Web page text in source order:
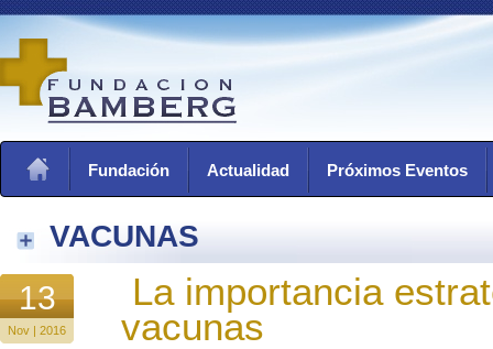
Fundación Actualidad Próximos Eventos
VACUNAS
13
Nov | 2016
La importancia
vacunas